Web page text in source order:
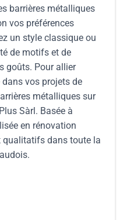
barrières métalliques
vos préférences
un style classique ou
de motifs et de
goûts. Pour allier
vos projets de
métalliques sur
Sàrl. Basée à
en rénovation
qualitatifs dans toute la